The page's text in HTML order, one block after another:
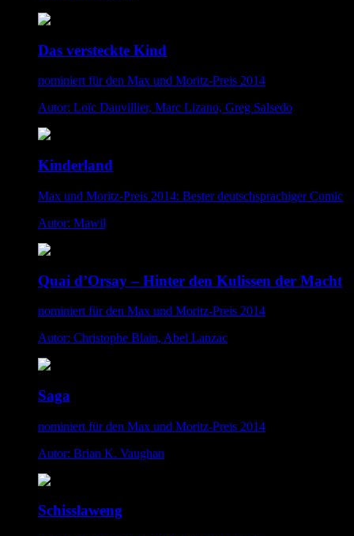
Das versteckte Kind
nominiert für den Max und Moritz-Preis 2014
Autor: Loïc Dauvillier, Marc Lizano, Greg Salsedo
Kinderland
Max und Moritz-Preis 2014: Bester deutschsprachiger Comic
Autor: Mawil
Quai d’Orsay – Hinter den Kulissen der Macht
nominiert für den Max und Moritz-Preis 2014
Autor: Christophe Blain, Abel Lanzac
Saga
nominiert für den Max und Moritz-Preis 2014
Autor: Brian K. Vaughan
Schisslaweng